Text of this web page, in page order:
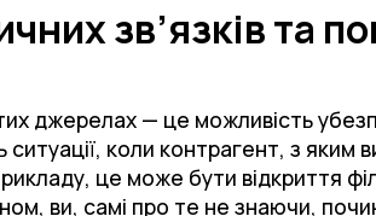
зв’язків та
джерелах — це можливість
ситуації, коли контрагент, з
це може бути відкриття
ви, самі про те не знаючи,